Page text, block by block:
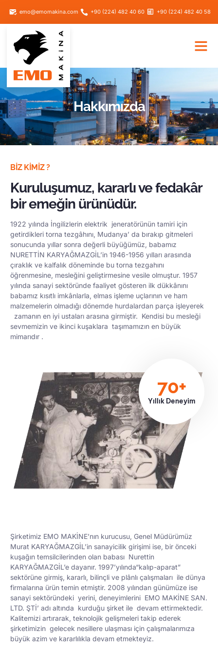
emo@emomakina.com +90 (224) 482 40 60 +90 (224) 482 40 58
Hakkımızda
BIZ KIMIZ ?
Kuruluşumuz, kararlı ve fedakâr
bir emeğin ürünüdür.
1922 yılında İngilizlerin elektrik jeneratörünün tamiri için
getirdikleri torna tezgâhını, Mudanya’ da bırakıp gitmeleri
sonucunda yıllar sonra değerli büyüğümüz, babamız
NURETTİN KARYAĞMAZGİL’in 1946-1956 yılları arasında
çıraklık ve kalfalık döneminde bu torna tezgahını
öğrenmesine, mesleğini geliştirmesine vesile olmuştur. 1957
yılında sanayi sektöründe faaliyet gösteren ilk dükkânını
babamız kısıtlı imkânlarla, elmas işleme uçlarının ve ham
malzemelerin olmadığı dönemde hurdalardan parça işleyerek
zamanın en iyi ustaları arasına girmiştir. Kendisi bu mesleği
sevmemizin ve ikinci kuşaklara taşımamızın en büyük
mimarıdır .
70+
Yıllık Deneyim
Şirketimiz EMO MAKİNE’nın kurucusu, Genel Müdürümüz
Murat KARYAĞMAZGİL’in sanayicilik girişimi ise, bir önceki
kuşağın temsilcilerinden olan babası Nurettin
KARYAĞMAZGİL’e dayanır. 1997’yılında“kalıp-aparat”
sektörüne girmiş, kararlı, bilinçli ve plânlı çalışmaları ile dünya
firmalarına ürün temin etmiştir. 2008 yılından günümüze ise
sanayi sektöründeki yerini, deneyimlerini EMO MAKİNE SAN.
LTD. ŞTİ’ adı altında kurduğu şirket ile devam ettirmektedir.
Kalitemizi artırarak, teknolojik gelişmeleri takip ederek
şirketimizin gelecek nesillere ulaşması için çalışmalarımıza
büyük azim ve kararlılıkla devam etmekteyiz.